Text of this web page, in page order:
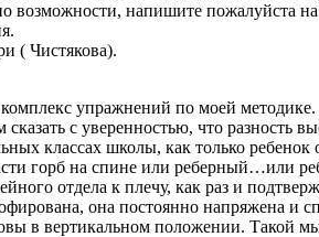
возможности, напишите
( Чистякова).
упражнений по моей методике.
с уверенностью, что разность
классах школы, как только
горб на спине или реберный…или
отдела к плечу, как раз и
она постоянно напряжена
в вертикальном положении. Такой